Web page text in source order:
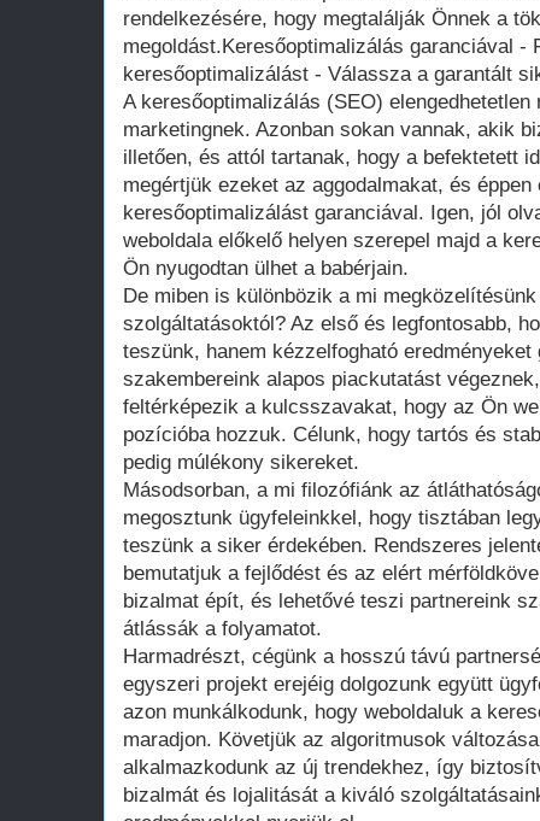
rendelkezésére, hogy megtalálják Önnek a
megoldást.Keresőoptimalizálás garanciával -
keresőoptimalizálást - Válassza a garantált
A keresőoptimalizálás (SEO)
marketingnek. Azonban sokan vannak, akik
illetően, és attól tartanak, hogy a befektetett
megértjük ezeket az aggodalmakat, és
keresőoptimalizálást garanciával. Igen, jól
weboldala előkelő helyen szerepel majd a
Ön nyugodtan ülhet a babérjain.
De miben is különbözik a mi
szolgáltatásoktól? Az első és legfontosabb,
teszünk, hanem kézzelfogható eredményeket
szakembereink alapos piackutatást
feltérképezik a kulcsszavakat, hogy az Ön
pozícióba hozzuk. Célunk, hogy tartós és
pedig múlékony sikereket.
Másodsorban, a mi filozófiánk az
megosztunk ügyfeleinkkel, hogy tisztában
teszünk a siker érdekében. Rendszeres
bemutatjuk a fejlődést és az elért
bizalmat épít, és lehetővé teszi partnereink
átlássák a folyamatot.
Harmadrészt, cégünk a hosszú távú
egyszeri projekt erejéig dolgozunk együtt
azon munkálkodunk, hogy weboldaluk a
maradjon. Követjük az algoritmusok
alkalmazkodunk az új trendekhez, így
bizalmát és lojalitását a kiváló